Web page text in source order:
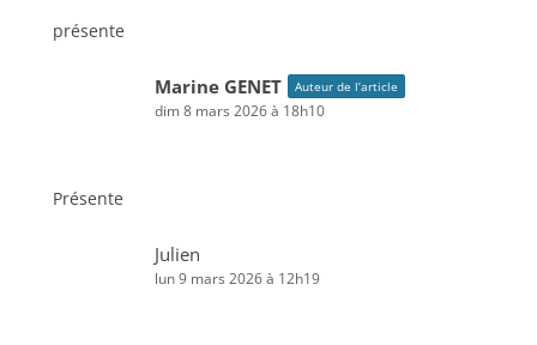
présente
Marine GENET Auteur de l’article
dim 8 mars 2026 à 18h10
Présente
Julien
lun 9 mars 2026 à 12h19